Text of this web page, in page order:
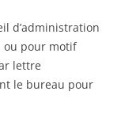
d’administration
ou pour motif
lettre
le bureau pour